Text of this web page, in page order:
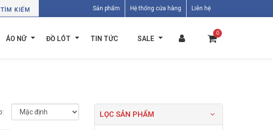
TÌM KIẾM Sản phẩm Hệ thống cửa hàng Liên hệ
0
ÁO NỮ ĐỒ LÓT TIN TỨC SALE
LỌC SẢN PHẨM